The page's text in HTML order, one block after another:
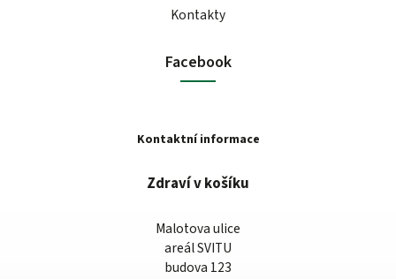
Kontakty
Facebook
Kontaktní informace
Zdraví v košíku
Malotova ulice
areál SVITU
budova 123